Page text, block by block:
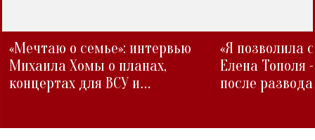
«Мечтаю о семье»: интервью
Михаила Хомы о планах,
концертах для ВСУ и
«Я позволила
Елена Тополя
после развода